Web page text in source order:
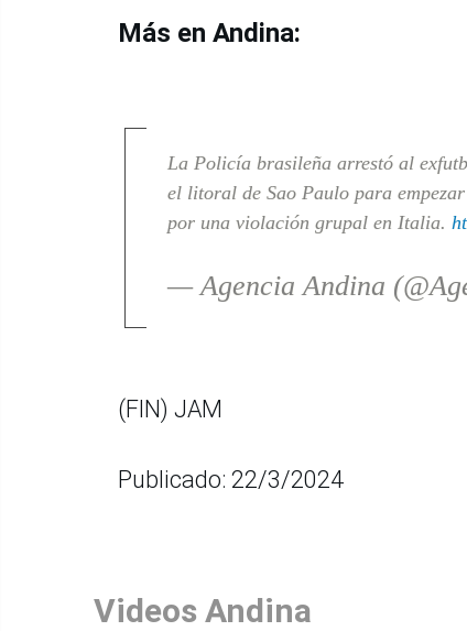
Más en Andina:
La Policía brasileña arrestó al
el litoral de Sao Paulo para
por una violación grupal en Italia.
— Agencia Andina
(FIN) JAM
Publicado: 22/3/2024
Videos Andina